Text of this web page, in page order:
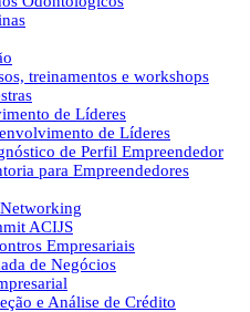
treinamentos e workshops
de Líderes
de Líderes
de Perfil Empreendedor
para Empreendedores
ACIJS
Empresariais
de Negócios
e Análise de Crédito